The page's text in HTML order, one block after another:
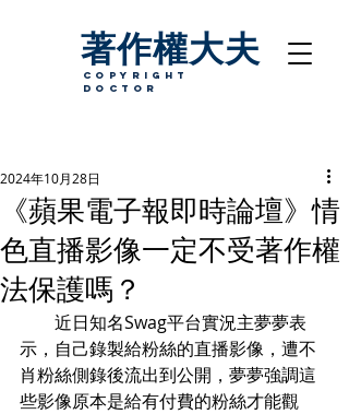
著作權大夫
copyright
Doctor
《蘋果電子報即時論壇》情
色直播影像一定不受著作權
法保護嗎？
2024年10月28日
近日知名Swag平台實況主夢夢表
示，自己錄製給粉絲的直播影像，遭不
肖粉絲側錄後流出到公開，夢夢強調這
些影像原本是給有付費的粉絲才能觀